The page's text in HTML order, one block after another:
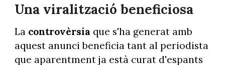
Una viralització beneficiosa
La controvèrsia que s'ha generat amb
aquest anunci beneficia tant al periodista
que aparentment ja està curat d'espants